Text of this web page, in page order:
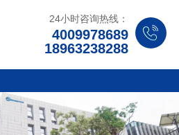
24小时咨询热线：
4009978689
18963238288